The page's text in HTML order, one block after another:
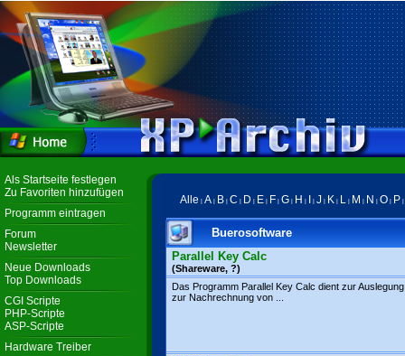
Als Startseite festlegen
Zu Favoriten hinzufügen
Programm eintragen
Forum
Newsletter
Neue Downloads
Top Downloads
CGI Scripte
PHP-Scripte
ASP-Scripte
Hardware Treiber
Alle A B C D E F G H J K L M N O P
Buerosoftware
Parallel Key Calc
(Shareware, ?)
Das Programm Parallel Key Calc dient zur
zur Nachrechnung von ...